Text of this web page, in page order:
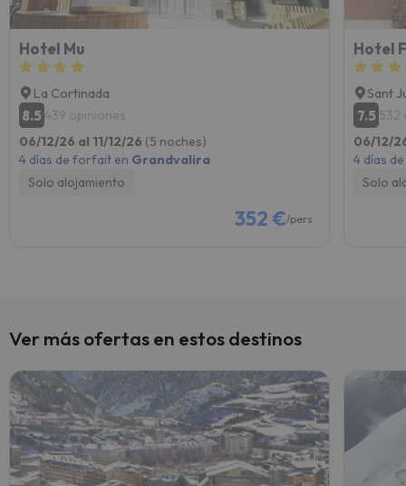
Hotel Mu
La Cortinada
8.5 439 opiniones
06/12/26 al 11/12/26 (5 noches)
4 días de forfait en Grandvalira
Solo alojamiento
352 €/pers.
Hotel
Sant
7.5 532
06/12/
4 días
Solo
Ver más ofertas en estos destinos